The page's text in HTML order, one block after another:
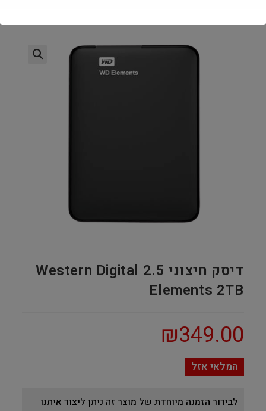
דיסק חיצוני 2.5 Western Digital
Elements 2TB
₪349.00
המלאי אזל
לבירור הזמנה מיוחדת של מוצר זה ניתן ליצור איתנו